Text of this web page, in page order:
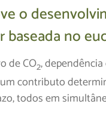
o
no
de CO2,
contributo
todos em